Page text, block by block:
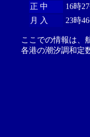
正 中
16時
月 入
23時
ここでの情報は、
各港の潮汐調和定